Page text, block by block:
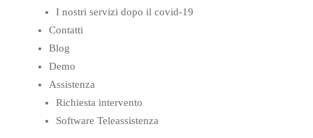
I nostri servizi dopo il covid-19
Contatti
Blog
Demo
Assistenza
Richiesta intervento
Software Teleassistenza